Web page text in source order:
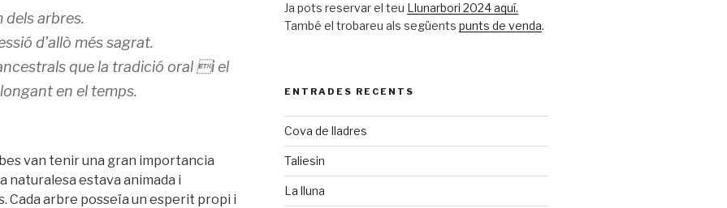
dels arbres.
d’allò més sagrat.
que la tradició oral i el
en el temps.
van tenir una gran importancia
naturalesa estava animada i
Cada arbre posseïa un esperit propi i
Ja pots reservar el teu Llunarbori 2024 aquí.
També el trobareu als següents punts de venda.
ENTRADES RECENTS
Cova de lladres
Taliesin
La lluna